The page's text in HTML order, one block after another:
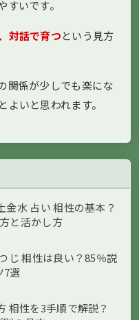
いです。
対話で育つという見方
関係が少しでも楽にな
いと思われます。
金水 占い 相性の基本？
と活かし方
じ 相性は良い？85％説
7選
相性を3手順で解説？